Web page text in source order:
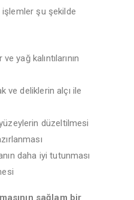
işlemler şu şekilde
yağ kalıntılarının
ve deliklerin alçı ile
düzeltilmesi
daha iyi tutunması
sağlam bir